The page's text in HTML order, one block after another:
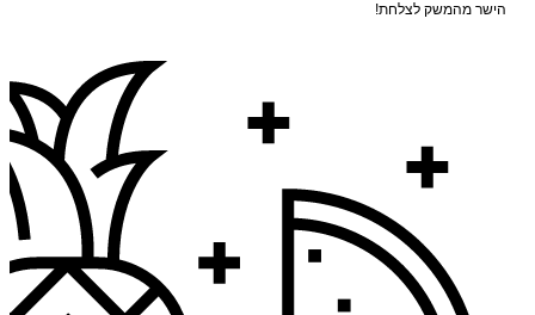
הישר מהמשק לצלחת!